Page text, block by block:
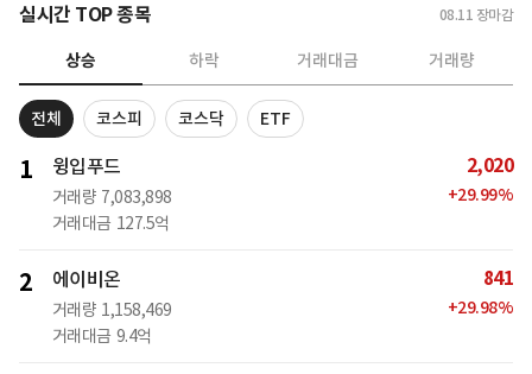
실시간 TOP 종목 08.11 장마감
상승 하락 거래대금 거래량
전체 코스피 코스닥 ETF
1 윙입푸드
거래량 7,083,898
거래대금 127.5억
2,020
+29.99%
2 에이비온
거래량 1,158,469
거래대금 9.4억
841
+29.98%